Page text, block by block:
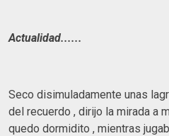
Actualidad......
Seco disimuladamente unas
del recuerdo , dirijo la mirada a
quedo dormidito , mientras